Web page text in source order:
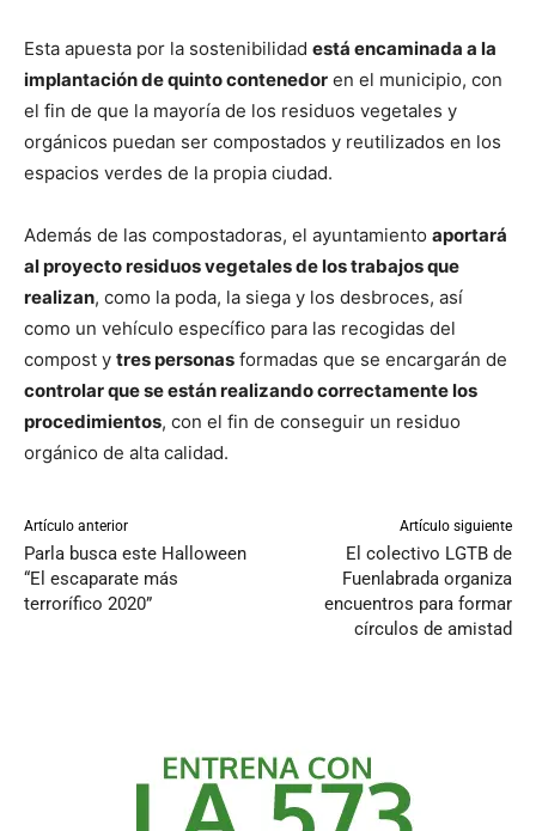
Esta apuesta por la sostenibilidad está encaminada a la
implantación de quinto contenedor en el municipio, con
el fin de que la mayoría de los residuos vegetales y
orgánicos puedan ser compostados y reutilizados en los
espacios verdes de la propia ciudad.
Además de las compostadoras, el ayuntamiento aportará
al proyecto residuos vegetales de los trabajos que
realizan, como la poda, la siega y los desbroces, así
como un vehículo específico para las recogidas del
compost y tres personas formadas que se encargarán de
controlar que se están realizando correctamente los
procedimientos, con el fin de conseguir un residuo
orgánico de alta calidad.
Artículo anterior
Parla busca este Halloween
“El escaparate más
terrorífico 2020”
Artículo siguiente
El colectivo LGTB de
Fuenlabrada organiza
encuentros para formar
círculos de amistad